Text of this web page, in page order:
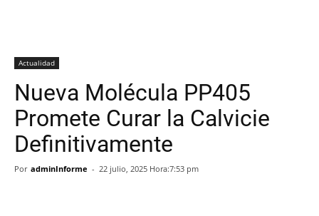
Actualidad
Nueva Molécula PP405
Promete Curar la Calvicie
Definitivamente
Por adminInforme - 22 julio, 2025 Hora:7:53 pm